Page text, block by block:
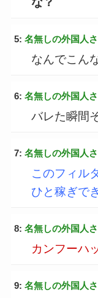
5: 名無しの外国人
なんでこん
6: 名無しの外国人
バレた瞬間
7: 名無しの外国人
このフィル
ひと稼ぎで
8: 名無しの外国人
カンフーハ
9: 名無しの外国人